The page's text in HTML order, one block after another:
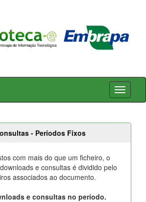
- Períodos Fixos
com mais do que um ficheiro, o
e consultas é dividido pelo
associados ao documento.
e consultas no período.